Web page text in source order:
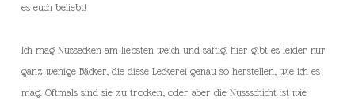
es euch beliebt!
Ich mag Nussecken am liebsten weich und saftig. Hier gibt es leider nur
ganz wenige Bäcker, die diese Leckerei genau so herstellen, wie ich es
mag. Oftmals sind sie zu trocken, oder aber die Nussschicht ist wie